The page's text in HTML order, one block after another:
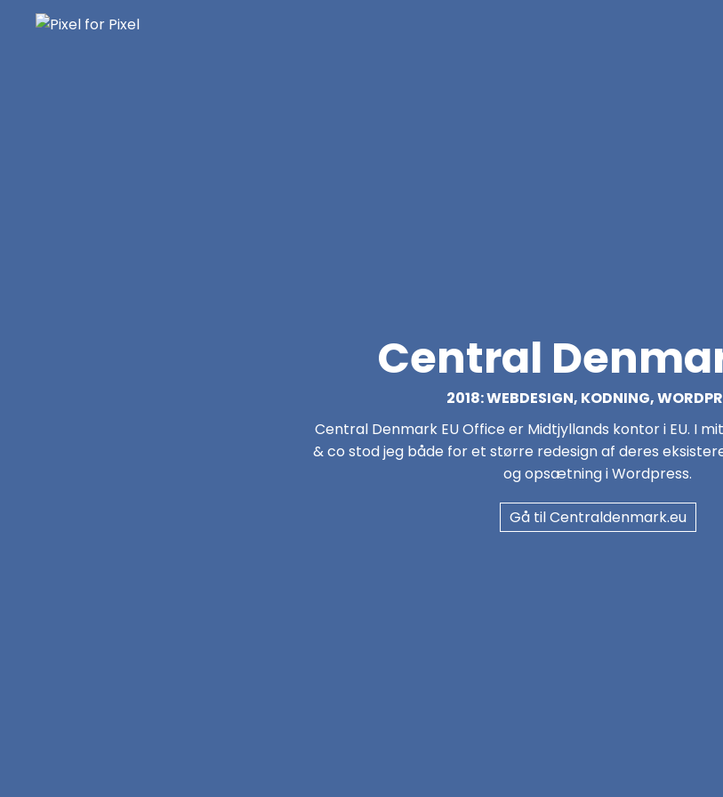
Central
2018: WEBDESIGN, KODNING,
Central Denmark EU Office er Midtjyllands kontor i EU. I
& co stod jeg både for et større redesign af deres
og opsætning i Wordpress.
Gå til Centraldenmark.eu